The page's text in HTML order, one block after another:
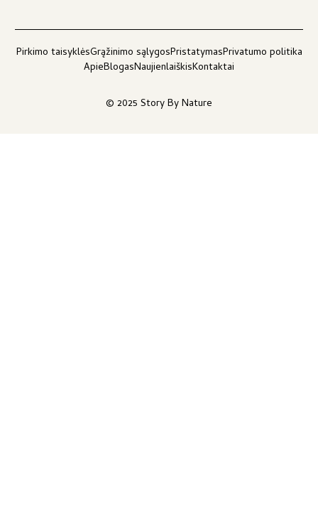
© 2025 Story By Nature
Pirkimo taisyklėsGrąžinimo sąlygosPristatymasPrivatumo politika
ApieBlogasNaujienlaiškisKontaktai